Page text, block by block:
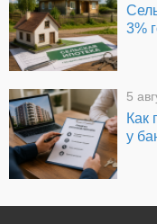
3%
5
Как
у